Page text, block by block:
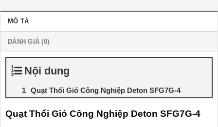
MÔ TẢ
ĐÁNH GIÁ (0)
Nội dung
Quạt Thổi Gió Công Nghiệp Deton SFG7G-4
Quạt Thổi Gió Công Nghiệp Deton SFG7G-4